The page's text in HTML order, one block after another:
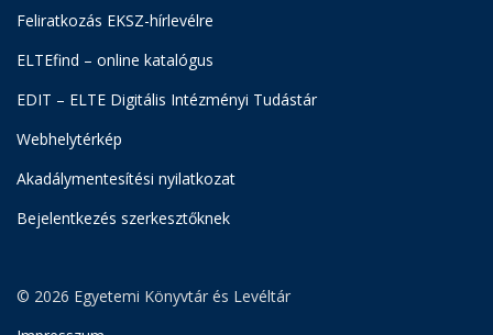
Feliratkozás EKSZ-hírlevélre
ELTEfind – online katalógus
EDIT – ELTE Digitális Intézményi Tudástár
Webhelytérkép
Akadálymentesítési nyilatkozat
Bejelentkezés szerkesztőknek
© 2026 Egyetemi Könyvtár és Levéltár